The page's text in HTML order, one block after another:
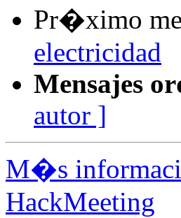
Pr�ximo
electricidad
Mensajes
autor ]
M�s
HackMeeting